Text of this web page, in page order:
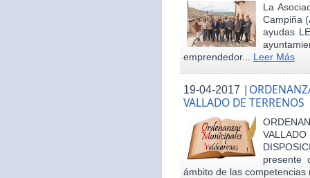
La
Campiña
ayudas
emprendedor... Leer Más
19-04-2017 |
VALLADO DE TERRENOS
presente
ámbito de las